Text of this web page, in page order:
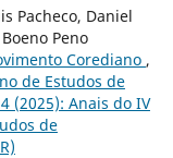
Pacheco, Daniel
Peno
Corediano ,
de Estudos de
(2025): Anais do IV
de